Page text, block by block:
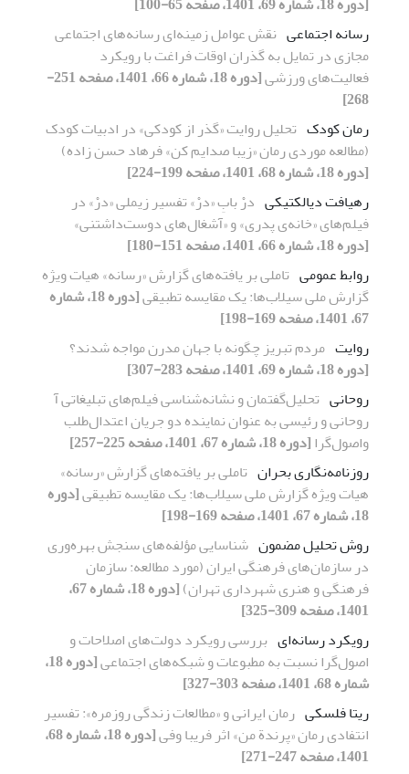
رسانه اجتماعی نقش عوامل زمینه‌ای رسانه‌های اجتماعی
مجازی در تمایل به گذران اوقات فراغت با رویکرد
فعالیت‌های ورزشی
[دوره 18، شماره 66، 1401، صفحه 251-
268]
رمان کودک تحلیل روایت «گذر از کودکی» در ادبیات کودک
(مطالعه موردی رمان «زیبا صدایم کن» فرهاد حسن زاده)
[دوره 18، شماره 68، 1401، صفحه 199-224]
رهیافت دیالکتیکی درْ بابِ «درْ» تفسیر زیملی «درْ» در
فیلم‌های «خانه‌ی پدری» و «آشغال‌های دوست‌داشتنی»
[دوره 18، شماره 66، 1401، صفحه 151-180]
روابط عمومی تاملی بر یافته‌های گزارش «رسانه» هیات ویژه
گزارش ملی سیلاب‌ها: یک مقایسه تطبیقی
[دوره 18، شماره
67، 1401، صفحه 169-198]
روایت مردم تبریز چگونه با جهان مدرن مواجه شدند؟
[دوره 18، شماره 69، 1401، صفحه 283-307]
روحانی تحلیل‌گفتمان و نشانه‌شناسی فیلم‌های تبلیغاتی آ
روحانی و رئیسی به عنوان نماینده دو جریان اعتدال‌طلب
واصول‌گرا[دوره 18، شماره 67، 1401، صفحه 225-257]
روزنامه‌نگاری بحران تاملی بر یافته‌های گزارش «رسانه»
هیات ویژه گزارش ملی سیلاب‌ها: یک مقایسه تطبیقی[دوره
18، شماره 67، 1401، صفحه 169-198]
روش تحلیل مضمون شناسایی مؤلفه‌های سنجش بهره‌وری
در سازمان‌های فرهنگی ایران (مورد مطالعه: سازمان
فرهنگی و هنری شهرداری تهران)
[دوره 18، شماره 67،
1401، صفحه 309-325]
رویکرد رسانه‌ای بررسی رویکرد دولت‌های اصلاحات و
اصول‌گرا نسبت به مطبوعات و شبکه‌های اجتماعی
[دوره 18،
شماره 68، 1401، صفحه 303-327]
ریتا فلسکی رمان ایرانی و «مطالعات زندگی روزمره»: تفسیر
انتفادی رمان «پرندة من» اثر فریبا وفی
[دوره 18، شماره 68،
1401، صفحه 247-271]